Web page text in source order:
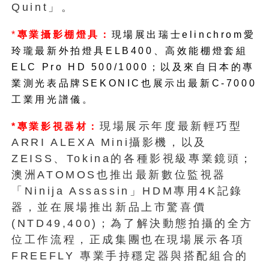
Quint」。
* 專業攝影棚燈具： 現場展出瑞士elinchrom 愛
玲瓏最新外拍燈具 ELB400
、高效能棚燈套組
ELC Pro HD 500/1000
；以及來自日本的專
業測光表品牌 SEKONIC 也展示出最新 C-7000
工業用光譜儀。
* 專業影視器材： 現場展示年度最新輕巧型
ARRI ALEXA Mini攝影機，以及
ZEISS、Tokina的各種影視級專業鏡頭；
澳洲ATOMOS也推出最新數位監視器
「Ninija Assassin」HDM專用4K記錄
器，並在展場推出新品上市驚喜價
(NTD49,400)；為了解決動態拍攝的全方
位工作流程，正成集團也在現場展示各項
FREEFLY 專業手持穩定器與搭配組合的